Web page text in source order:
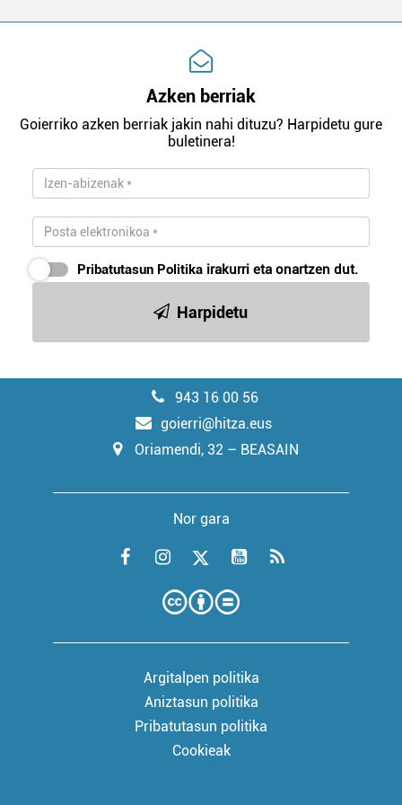
Azken berriak
Goierriko azken berriak jakin nahi dituzu? Harpidetu gure
buletinera!
Pribatutasun Politika irakurri eta onartzen dut.
Harpidetu
943 16 00 56
goierri@hitza.eus
Oriamendi, 32 – BEASAIN
Nor gara
Argitalpen politika
Aniztasun politika
Pribatutasun politika
Cookieak